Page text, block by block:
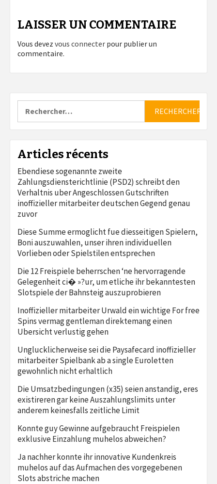
LAISSER UN COMMENTAIRE
Vous devez vous connecter pour publier un
commentaire.
Articles récents
Ebendiese sogenannte zweite
Zahlungsdiensterichtlinie (PSD2) schreibt den
Verhaltnis uber Angeschlossen Gutschriften
inoffizieller mitarbeiter deutschen Gegend genau
zuvor
Diese Summe ermoglicht fue diesseitigen Spielern,
Boni auszuwahlen, unser ihren individuellen
Vorlieben oder Spielstilen entsprechen
Die 12 Freispiele beherrschen ‘ne hervorragende
Gelegenheit ci� »?ur, um etliche ihr bekanntesten
Slotspiele der Bahnsteig auszuprobieren
Inoffizieller mitarbeiter Urwald ein wichtige For free
Spins vermag gentleman direktemang einen
Ubersicht verlustig gehen
Unglucklicherweise sei die Paysafecard inoffizieller
mitarbeiter Spielbank ab a single Euroletten
gewohnlich nicht erhaltlich
Die Umsatzbedingungen (x35) seien anstandig, eres
existireren gar keine Auszahlungslimits unter
anderem keinesfalls zeitliche Limit
Konnte guy Gewinne aufgebraucht Freispielen
exklusive Einzahlung muhelos abweichen?
Ja nachher konnte ihr innovative Kundenkreis
muhelos auf das Aufmachen des vorgegebenen
Slots abstriche machen